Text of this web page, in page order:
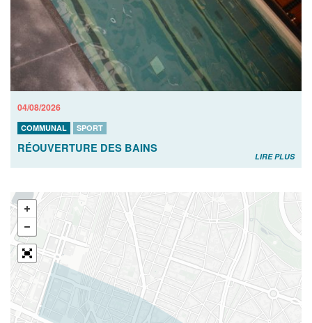
04/08/2026
COMMUNAL SPORT
RÉOUVERTURE DES BAINS
LIRE PLUS